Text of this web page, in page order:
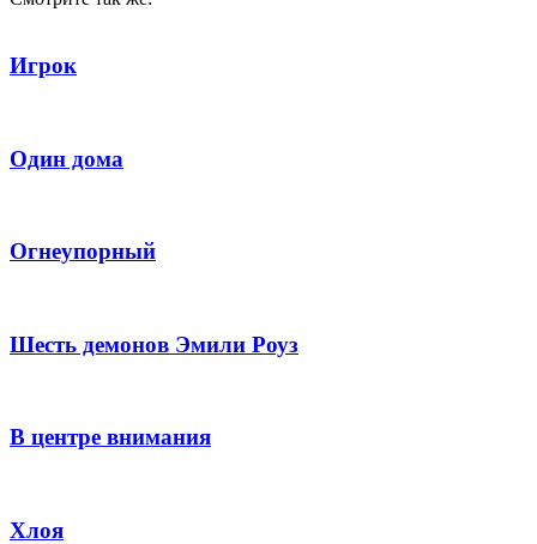
Игрок
Один дома
Огнеупорный
Шесть демонов Эмили Роуз
В центре внимания
Хлоя